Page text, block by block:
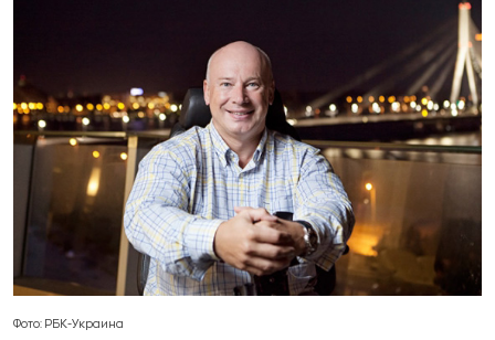
Фото: РБК-Украина